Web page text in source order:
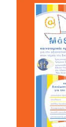
σχολείο
κοινωνικά
τεχνολογία
social
twitter